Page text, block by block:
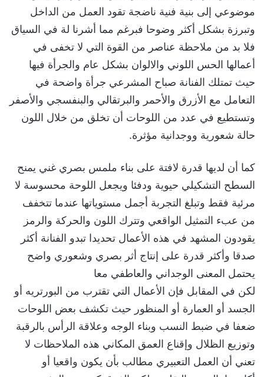
موضوعي إلى بنية فنية ناضجة تقود العمل من الداخل
وتبرزة بشكل أكثر وضوحا فبرغم مما أشرنا لة في السياق
فلا بد من ملاحظة عناصر من القوة التي لا تخفى في
أعمالها الحس اللوني والالوان بشكل عام والجرأة فيها
حيث تمتلك الفنانة صباح المشرعي جرأة واضحة في
التعامل مع الأزرق والأحمر والبرتقالي والبنفسجي والأصفر
وتستطيع في عدد من اللوحات أن تخلق من خلال اللون
حالة شعورية ووجدانية مؤثرة.
كما أن لديها قدرة لافتة على بناء ملمس بصري غني يمنح
السطح التشكيلي حيوية ودفئا ويجعل اللوحة محسوسة لا
مرئية فقط وتبلغ التجربة أجمل مستوياتها عندما تتخفف
من عبء التمثيل الواقعي وتترك اللون والحركة والرمز
يقودون المشهد في هذه الأعمال تحديدا تبدو الفنانة أكثر
صدقا وأكثر قدرة على إنتاج أثر بصري وشعوري واضح
يحتمل المعنى الوجداني والعاطفي معا
لكن في المقابل فإن الأعمال التي تقترب من البورتريه أو
الجسد أو العمارة أو المنظور حيث تكشف بعض اللوحات
ضعفا في ضبط النسب وبناء الوجه وعلاقة الرأس بالرقبة
وتوزيع الظلال وإقناع العمق المكاني هذه الملاحظات لا
تعني أن العمل التعبيري مطالب بأن يكون واقعيا أو